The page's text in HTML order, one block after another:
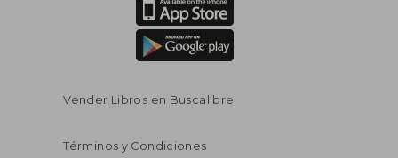
Vender Libros en Buscalibre
Términos y Condiciones